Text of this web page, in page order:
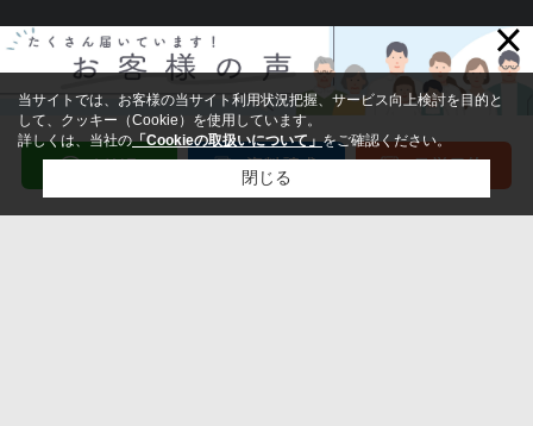
×
当サイトでは、お客様の当サイト利用状況把握、サービス向上検討を目的と
して、クッキー（Cookie）を使用しています。
詳しくは、当社の「Cookieの取扱いについて」をご確認ください。
閉じる